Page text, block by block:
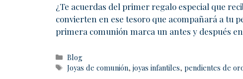
¿Te acuerdas del primer regalo especial que
convierten en ese tesoro que acompañará a tu
primera comunión marca un antes y después
Blog
Joyas de comunión,joyas infantiles,pendientes de